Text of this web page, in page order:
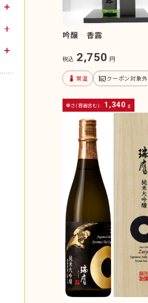
吟醸 香露
税込 2,750 円
device_thermostat 常温 subtitles_offクーポン対象外
重さ(容器含む): 1,340 g